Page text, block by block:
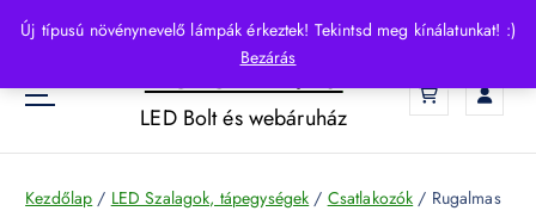
Új típusú növénynevelő lámpák érkeztek! Tekintsd meg kínálatunkat! :)
Bezárás
p
o
HelloLED.hu
LED Bolt és webáruház
Kezdőlap / LED Szalagok, tápegységek / Csatlakozók / Rugalmas